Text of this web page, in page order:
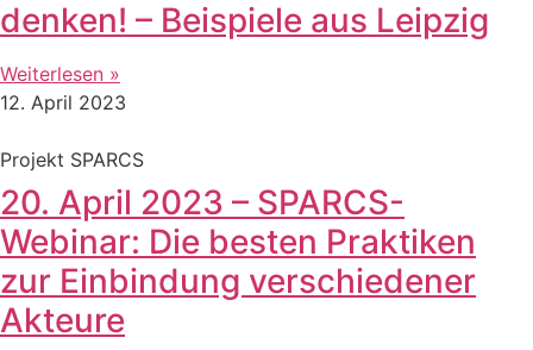
denken! – Beispiele aus Leipzig
Weiterlesen »
12. April 2023
Projekt SPARCS
20. April 2023 – SPARCS-
Webinar: Die besten Praktiken
zur Einbindung verschiedener
Akteure